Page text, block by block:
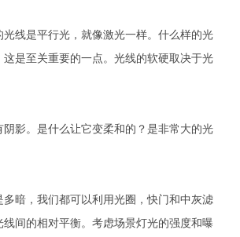
线是平行光，就像激光一样。什么样的光
是至关重要的一点。光线的软硬取决于光
影。是什么让它变柔和的？是非常大的光
暗，我们都可以利用光圈，快门和中灰滤
间的相对平衡。考虑场景灯光的强度和曝